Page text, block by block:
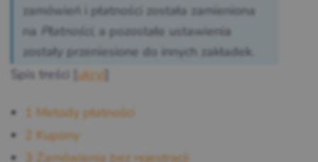
zamówień i płatności została zamieniona
na Płatności
, a pozostałe ustawienia
zostały przeniesione do innych zakładek.
Spis treści
ukryj
1 Metody płatności
2 Kupony
3 Zamówienia bez rejestracji